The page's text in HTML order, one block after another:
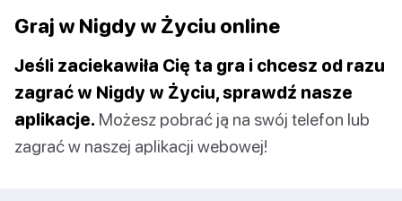
Graj w Nigdy w Życiu online
Jeśli zaciekawiła Cię ta gra i chcesz od razu
zagrać w Nigdy w Życiu, sprawdź nasze
aplikacje. Możesz pobrać ją na swój telefon lub
zagrać w naszej aplikacji webowej!